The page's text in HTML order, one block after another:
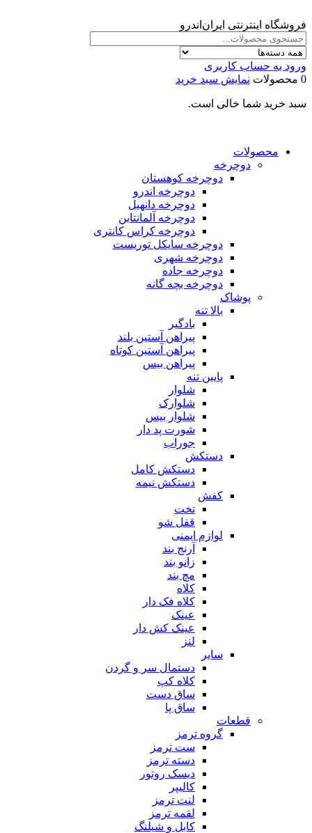
فروشگاه اینترنتی ایران‌اندرو
ورود به حساب کاربری
0 محصولات
نمایش سبد خرید
سبد خرید شما خالی است.
محصولات
دوچرخه
دوچرخه کوهستان
دوچرخه اندرو
دوچرخه دانهیل
دوچرخه آلمانتاین
دوچرخه کراس کانتری
دوچرخه سایکل توریست
دوچرخه شهری
دوچرخه جاده
دوچرخه بچه گانه
پوشاک
بالا تنه
بادگیر
پیراهن آستین بلند
پیراهن آستین کوتاه
پیراهن بیس
پایین تنه
شلوار
شلوارک
شلوار بیس
شورت پد دار
جوراب
دستکش
دستکش کامل
دستکش نیمه
کفش
تخت
قفل شو
لوازم ایمنی
آرنج بند
زانو بند
مچ بند
کلاه
کلاه فک دار
عینک
عینک کش دار
لنز
سایر
دستمال سر و گردن
کلاه کپ
ساق دست
ساق پا
قطعات
گروه ترمز
ست ترمز
دسته ترمز
دیسک روتور
کالیپر
لنت ترمز
لقمه ترمز
کابل و شیلنگ